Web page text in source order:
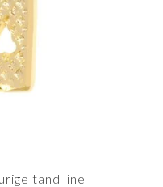
tand line